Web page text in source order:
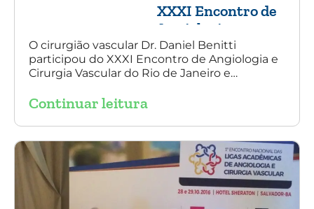
XXXI Encontro de
Angiologia e
Cirurgia Vascular
do Rio de Janeiro
O cirurgião vascular Dr. Daniel Benitti
participou do XXXI Encontro de Angiologia e
Cirurgia Vascular do Rio de Janeiro e
multilayer no tratamento de aneurisma
Continuar leitura